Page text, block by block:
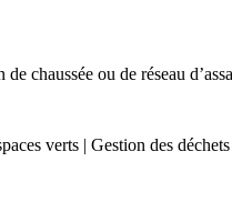
chaussée ou de réseau
verts | Gestion des